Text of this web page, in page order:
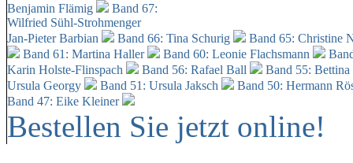
Benjamin Flämig
Band 67:
Wilfried Sühl-Strohmenger
Jan-Pieter Barbian
Band 66: Tina Schurig
Band 65: Christine
Band 61: Martina Haller
Band 60: Leonie Flachsmann
Karin Holste-Flinspach
Band 56: Rafael Ball
Band 55:
Ursula Georgy
Band 51: Ursula Jaksch Band 50: Hermann
Band 47: Eike Kleiner
Bestellen Sie jetzt online!